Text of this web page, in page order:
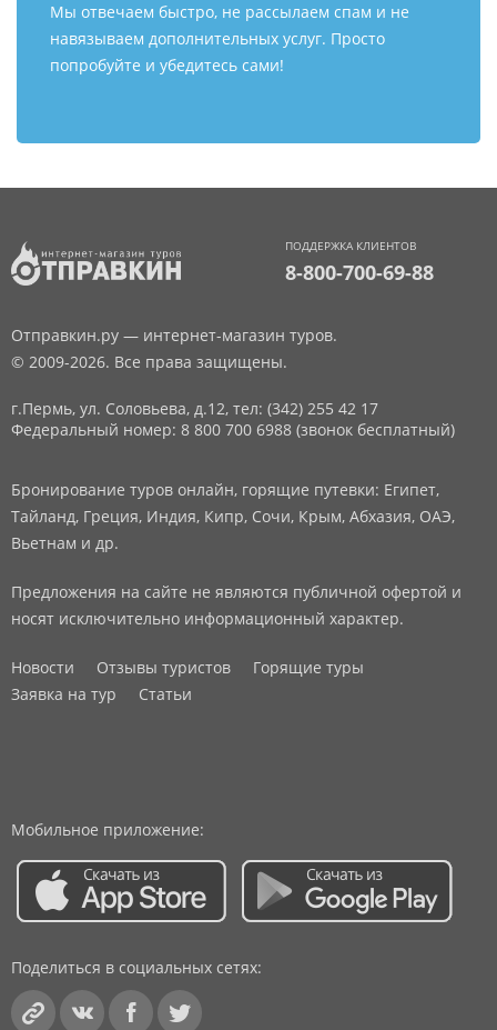
Мы отвечаем быстро, не рассылаем спам и не
навязываем дополнительных услуг. Просто
попробуйте и убедитесь сами!
ПОДДЕРЖКА КЛИЕНТОВ
8-800-700-69-88
Отправкин.ру — интернет-магазин туров.
© 2009-2026. Все права защищены.
г.Пермь, ул. Соловьева, д.12, тел: (342) 255 42 17
Федеральный номер: 8 800 700 6988 (звонок бесплатный)
Бронирование туров онлайн, горящие путевки: Египет,
Тайланд, Греция, Индия, Кипр, Сочи, Крым, Абхазия, ОАЭ,
Вьетнам и др.
Предложения на сайте не являются публичной офертой и
носят исключительно информационный характер.
Новости Отзывы туристов
Горящие туры
Заявка на тур
Статьи
Мобильное приложение:
Поделиться в социальных сетях: